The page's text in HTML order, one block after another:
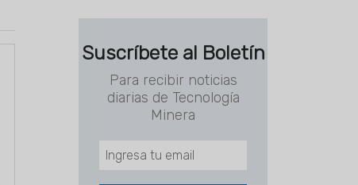
Suscríbete al Boletín
Para recibir noticias
diarias de Tecnología
Minera